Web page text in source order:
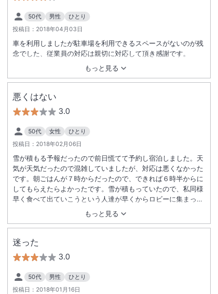
50代 男性
ひとり
投稿日： 2018年04月03日
もっと見る
車を利用しましたが駐車場を利用できるスペースがないのが残
念でした、従業員の対応は親切に対応して頂き感謝です。
悪くはない
3.0
50代 女性
ひとり
投稿日： 2018年02月06日
もっと見る
雪が積もる予報だったので前日慌てて予約し宿泊しました。天
気が天気だったので混雑していましたが、対応は悪くなかった
です。朝ごはんが７時からだったので、できれば６時半からに
してもらえたらよかったです。雪が積もっていたので、私同様
早く食べて出ていこうという人達が早くからロビーに集まって
いました。なかなか臨機応変は難しいのかもしれませんが…ま
た、近隣に同系列のホテルがあり、駅からバスに乗ろうと考え
ていたので、そちらのホテルの方が近かったのですが、予約の
段階では、そのあたりがよくわかりませんでした。私の見落と
ます。
迷った
3.0
50代 男性
ひとり
投稿日： 2018年01月16日